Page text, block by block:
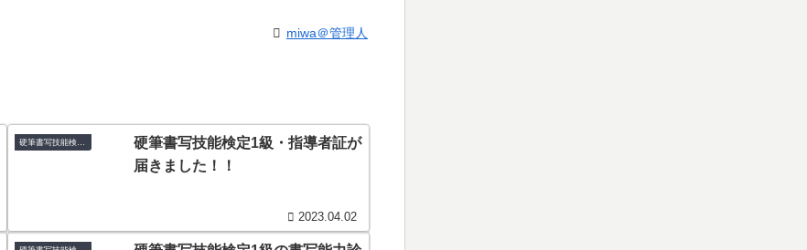
miwa＠管理人
硬筆書写技能検定1級
硬筆書写技能検定1級・指導者証が
届きました！！
2023.04.02